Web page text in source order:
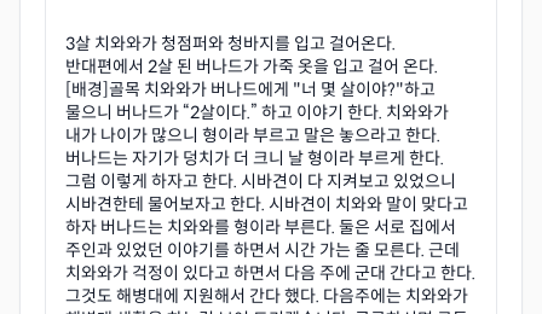
3살 치와와가 청점퍼와 청바지를 입고 걸어온다.
반대편에서 2살 된 버나드가 가죽 옷을 입고 걸어 온다.
[배경]골목 치와와가 버나드에게 "너 몇 살이야?"하고
물으니 버나드가 “2살이다.” 하고 이야기 한다. 치와와가
내가 나이가 많으니 형이라 부르고 말은 놓으라고 한다.
버나드는 자기가 덩치가 더 크니 날 형이라 부르게 한다.
그럼 이렇게 하자고 한다. 시바견이 다 지켜보고 있었으니
시바견한테 물어보자고 한다. 시바견이 치와와 말이 맞다고
하자 버나드는 치와와를 형이라 부른다. 둘은 서로 집에서
주인과 있었던 이야기를 하면서 시간 가는 줄 모른다. 근데
치와와가 걱정이 있다고 하면서 다음 주에 군대 간다고 한다.
그것도 해병대에 지원해서 간다 했다. 다음주에는 치와와가